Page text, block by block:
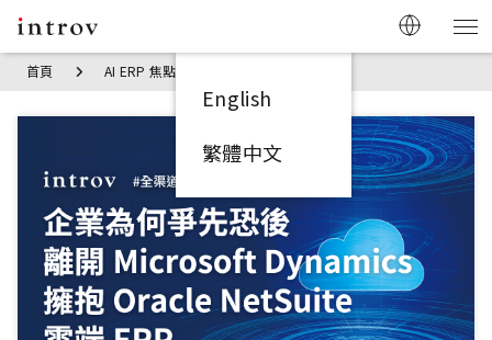
English
繁體中文
首頁 AI ERP 焦點見解